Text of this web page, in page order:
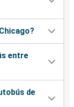
entre
de